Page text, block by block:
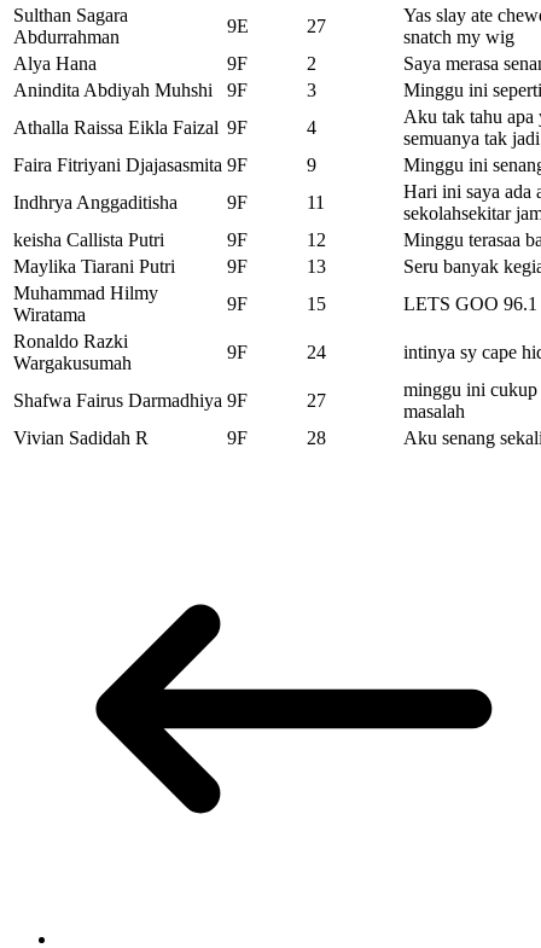
Sulthan Sagara
Abdurrahman
9E 27
Yas slay ate
snatch my wig
Alya Hana
9F 2
Saya merasa
Anindita Abdiyah Muhshi
9F 3
Minggu ini
Athalla Raissa Eikla Faizal 9F 4
Aku tak tahu apa
semuanya tak
Faira Fitriyani Djajasasmita 9F 9
Minggu ini
Indhrya Anggaditisha
9F 11
Hari ini saya ada
sekolahsekitar
keisha Callista Putri
9F 12
Minggu terasaa
Maylika Tiarani Putri
9F 13
Seru banyak
Muhammad Hilmy
Wiratama
9F 15
LETS GOO 96.1
Ronaldo Razki
Wargakusumah
9F 24 intinya sy cape
Shafwa Fairus Darmadhiya 9F 27
minggu ini cukup
masalah
Vivian Sadidah R
9F 28 Aku senang